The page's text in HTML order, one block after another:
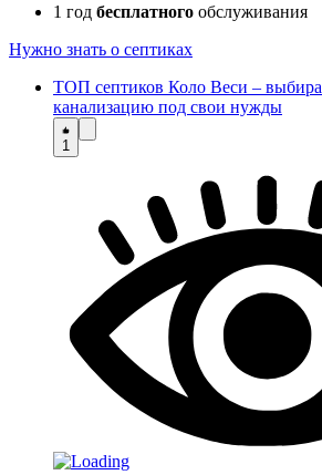
1 год бесплатного обслуживания
Нужно знать о септиках
ТОП септиков Коло Веси –
канализацию под свои нужды
1